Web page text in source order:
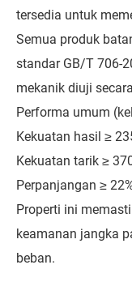
tersedia untuk
Semua produk
standar GB/T 706-
mekanik diuji
Performa umum
Kekuatan hasil ≥
Kekuatan tarik ≥
Perpanjangan ≥
Properti ini
keamanan jangka
beban.